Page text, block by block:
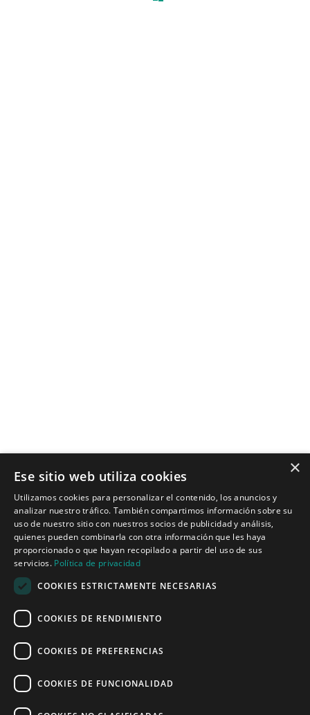
Tecnologías para ingeniería acústica
Inicio
Aplicaciones
Productos
Noticias
Quiénes somos
Política de privacidad
×
Ese sitio web utiliza cookies
Utilizamos cookies para personalizar el contenido, los anuncios y
analizar nuestro tráfico. También compartimos información sobre su
uso de nuestro sitio con nuestros socios de publicidad y análisis,
quienes pueden combinarla con otra información que les haya
proporcionado o que hayan recopilado a partir del uso de sus
servicios. Política de privacidad
COOKIES ESTRICTAMENTE NECESARIAS
COOKIES DE RENDIMIENTO
COOKIES DE PREFERENCIAS
COOKIES DE FUNCIONALIDAD